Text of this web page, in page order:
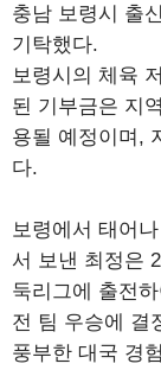
충남 보령시 출
기탁했다.
보령시의 체육
된 기부금은 지
용될 예정이며,
다.
보령에서 태어
서 보낸 최정은
둑리그에 출전
전 팀 우승에 결
풍부한 대국 경